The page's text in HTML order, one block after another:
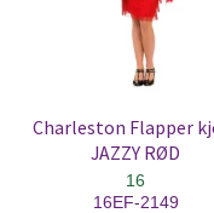
Charleston Flapper
JAZZY RØD
16
16EF-2149